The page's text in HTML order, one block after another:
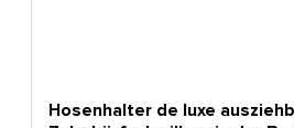
Hosenhalter de luxe